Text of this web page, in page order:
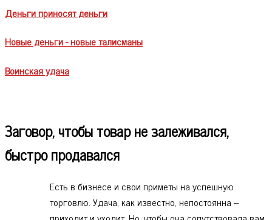
Деньги приносят деньги
Новые деньги - новые талисманы
Воинская удача
Заговор, чтобы товар не залеживался,
быстро продавался
Есть в бизнесе и свои приметы на успешную
торговлю. Удача, как известно, непостоянна –